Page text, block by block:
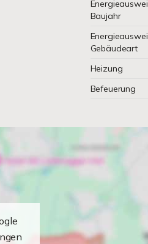
Baujahr
Gebäudeart
Heizung
Befeuerung